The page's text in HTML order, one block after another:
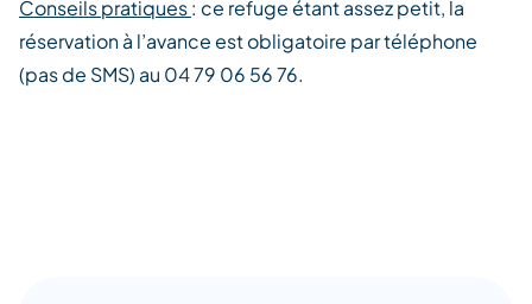
Conseils pratiques: ce refuge étant assez petit, la
réservation à l’avance est obligatoire par téléphone
(pas de SMS) au 04 79 06 56 76.